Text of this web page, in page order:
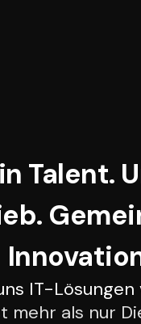
Talent.
IT-
mehr als nur